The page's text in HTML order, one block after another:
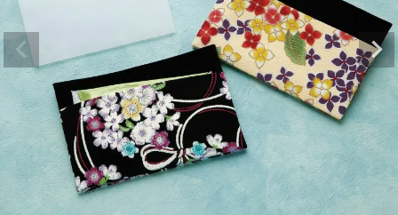
新着商品
診断チャート
ジャンルで選ぶ
レビューを見る
コーポレートサイト